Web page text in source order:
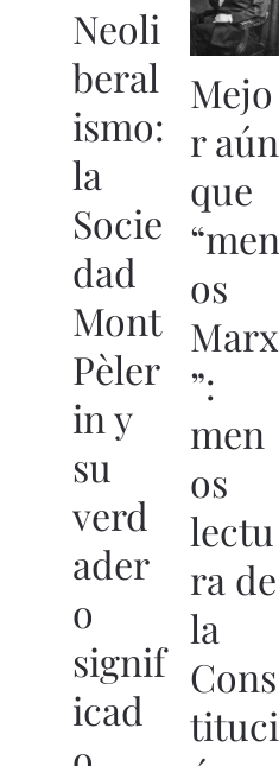
Neoli
beral
ismo:
la
Socie
dad
Mont
Pèler
in y
su
verd
ader
o
signif
icad
Mejo
r aún
que
“men
os
Marx
”:
men
os
lectu
ra de
la
Cons
tituci